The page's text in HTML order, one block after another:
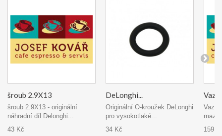
šroub 2.9X13
šroub 2.9X13 - originální
náhradní díl Delonghi...
43 Kč
DeLonghi...
Originální O-kroužek DeLonghi
pro vysokotlaké...
34 Kč
159